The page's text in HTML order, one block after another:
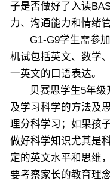
子是否做好了入读
力、沟通能力和情绪
G1-G9学生需参
机试包括英文、数学
一英文的口语表达。
贝赛思学生5年
及学习科学的方法及
理分科学习；如果孩
做好科学知识尤其是
定的英文水平和思维
要考察家长的教育理